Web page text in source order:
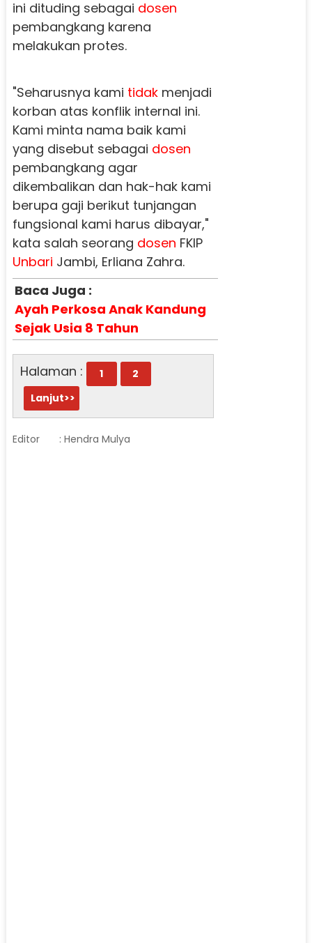
ini dituding sebagai dosen
pembangkang karena
melakukan protes.
"Seharusnya kami tidakmenjadi
korban atas konflik internal ini.
Kami minta nama baik kami
yang disebut sebagai dosen
pembangkang agar
dikembalikan dan hak-hak kami
berupa gaji berikut tunjangan
fungsional kami harus dibayar,"
kata salah seorang dosen FKIP
Unbari Jambi, Erliana Zahra.
Baca Juga :
Ayah Perkosa Anak Kandung
Sejak Usia 8 Tahun
Halaman : 1
2
Lanjut>>
Editor : Hendra Mulya